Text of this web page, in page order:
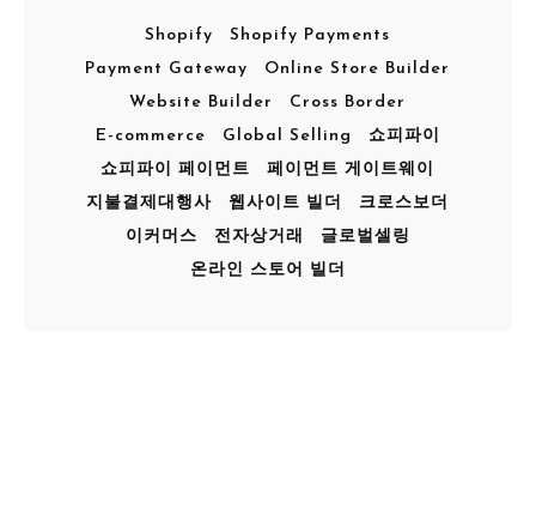
Shopify
Shopify Payments
Payment Gateway
Online Store Builder
Website Builder
Cross Border
E-commerce
Global Selling
쇼피파이
쇼피파이 페이먼트
페이먼트 게이트웨이
지불결제대행사
웹사이트 빌더
크로스보더
이커머스
전자상거래
글로벌셀링
온라인 스토어 빌더